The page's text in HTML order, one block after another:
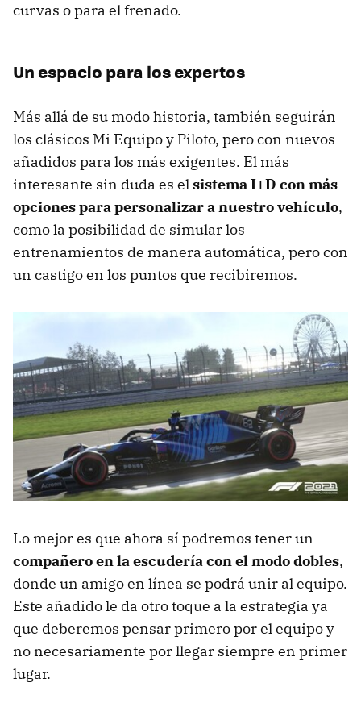
curvas o para el frenado.
Un espacio para los expertos
Más allá de su modo historia, también seguirán
los clásicos Mi Equipo y Piloto, pero con nuevos
añadidos para los más exigentes. El más
interesante sin duda es elsistema I+D con más
opciones para personalizar a nuestro vehículo,
como la posibilidad de simular los
entrenamientos de manera automática, pero con
un castigo en los puntos que recibiremos.
Lo mejor es que ahora sí podremos tener un
compañero en la escudería con el modo dobles,
donde un amigo en línea se podrá unir al equipo.
Este añadido le da otro toque a la estrategia ya
que deberemos pensar primero por el equipo y
no necesariamente por llegar siempre en primer
lugar.